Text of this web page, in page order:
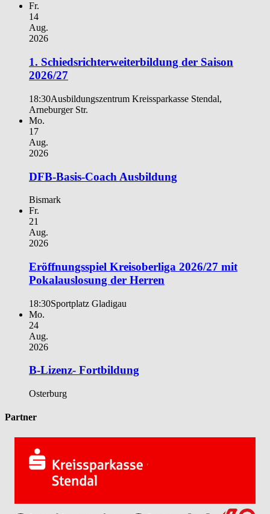
Fr.
14
Aug.
2026
1. Schiedsrichterweiterbildung der Saison
2026/27
18:30Ausbildungszentrum Kreissparkasse Stendal,
Arneburger Str.
Mo.
17
Aug.
2026
DFB-Basis-Coach Ausbildung
Bismark
Fr.
21
Aug.
2026
Eröffnungsspiel Kreisoberliga 2026/27 mit
Pokalauslosung der Herren
18:30Sportplatz Gladigau
Mo.
24
Aug.
2026
B-Lizenz- Fortbildung
Osterburg
Partner